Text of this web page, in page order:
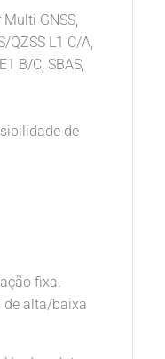
GNSS,
QZSS L1 C/A,
B/C, SBAS,
de
fixa.
de alta/baixa